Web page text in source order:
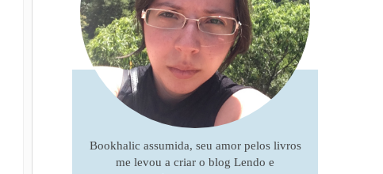
Bookhalic assumida, seu amor pelos livros
me levou a criar o blog Lendo e